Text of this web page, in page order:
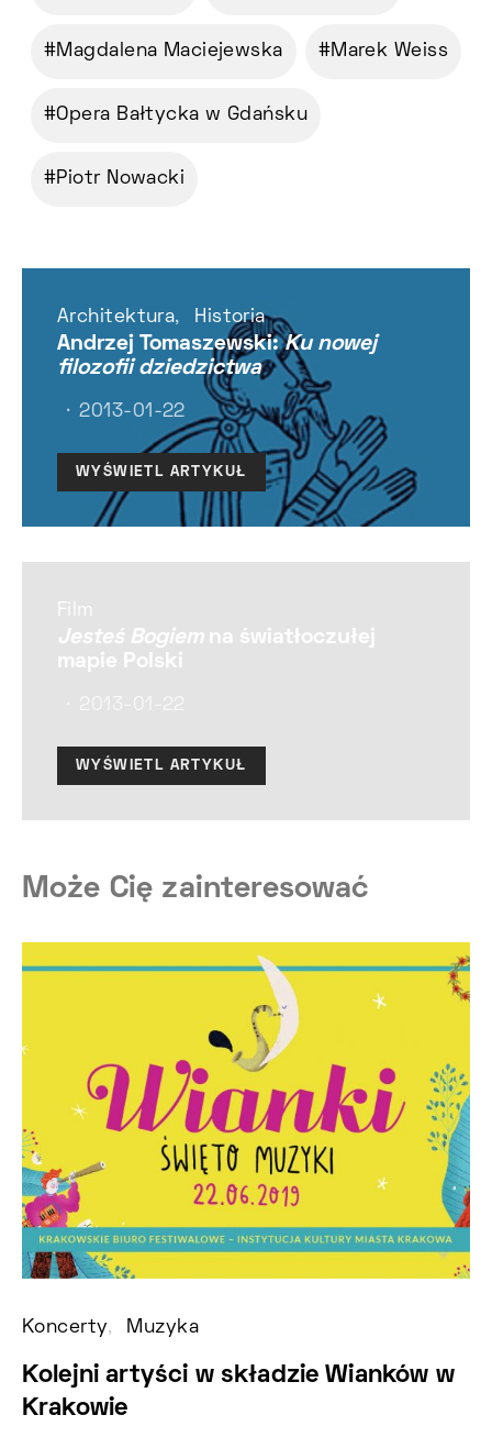
Magdalena Maciejewska Marek Weiss
Opera Bałtycka w Gdańsku
Piotr Nowacki
Architektura Historia
Andrzej Tomaszewski:Ku nowej
filozofii dziedzictwa
2013-01-22
WYŚWIETL ARTYKUŁ
Film
Jesteś Bogiem na światłoczułej
mapie Polski
WYŚWIETL ARTYKUŁ
Może Cię zainteresować
Koncerty Muzyka
Kolejni artyści w składzie Wianków w
Krakowie